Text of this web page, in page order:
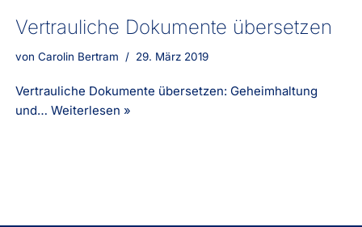
Vertrauliche Dokumente übersetzen
vonCarolin Bertram 29. März 2019
Vertrauliche Dokumente übersetzen: Geheimhaltung
und…Weiterlesen »